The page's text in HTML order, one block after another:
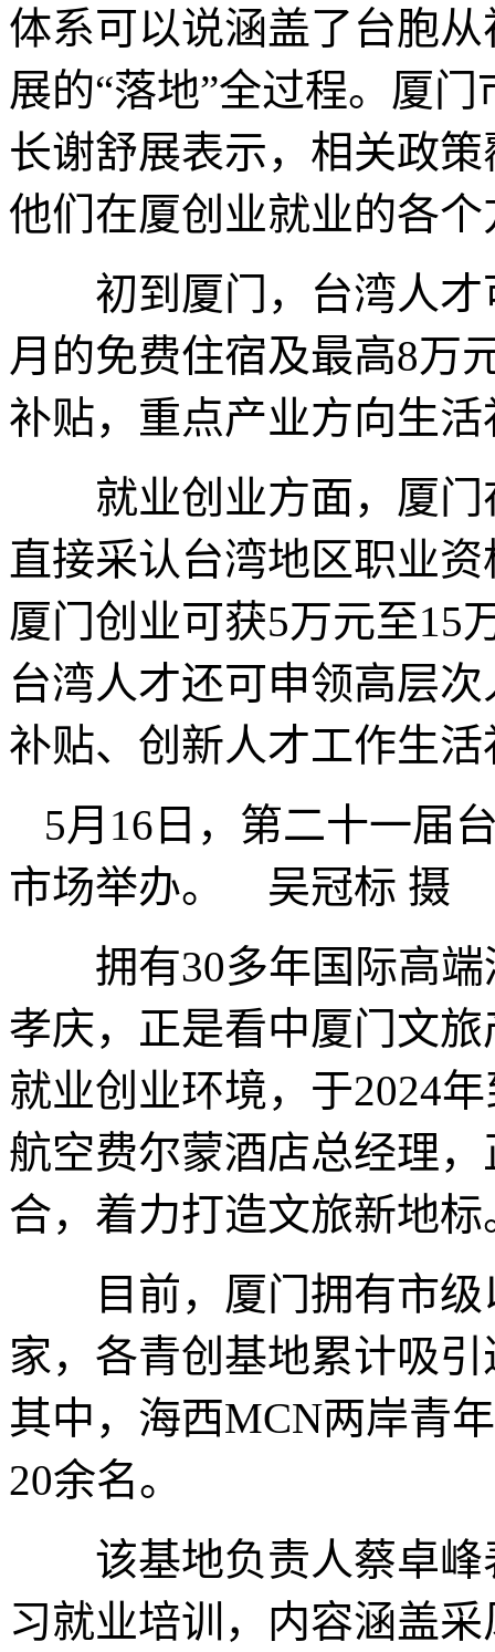
体系可以说涵盖了台胞
展的“落地”全过程。厦
长谢舒展表示，相关政
他们在厦创业就业的各个
初到厦门，台湾人才
月的免费住宿及最高8万
补贴，重点产业方向生
就业创业方面，厦门
直接采认台湾地区职业
厦门创业可获5万元至15
台湾人才还可申领高层
补贴、创新人才工作生
5月16日，第二十一届
市场举办。 吴冠标 摄
拥有30多年国际高端
孝庆，正是看中厦门文
就业创业环境，于2024
航空费尔蒙酒店总经理
合，着力打造文旅新地标
目前，厦门拥有市级
家，各青创基地累计吸
其中，海西MCN两岸青
20余名。
该基地负责人蔡卓峰
习就业培训，内容涵盖